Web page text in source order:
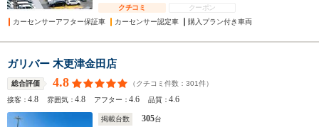
クチコミ
クーポン
カーセンサーアフター保証車
カーセンサー認定車 購入プラン付き車両
ガリバー 木更津金田店
総合評価 4.8 （クチコミ件数： 301件）
接客：4.8 雰囲気：4.8 アフター：4.6 品質：4.6
掲載台数 305台